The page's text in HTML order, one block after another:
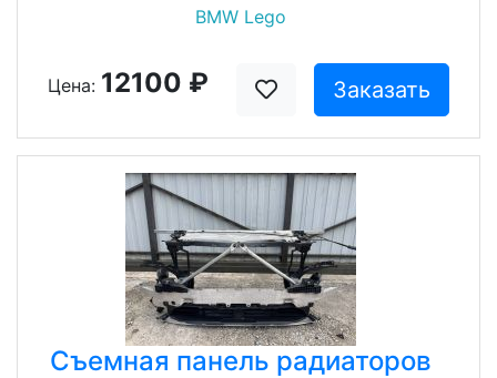
BMW Lego
Цена: 12100 ₽ Заказать
Съемная панель радиаторов